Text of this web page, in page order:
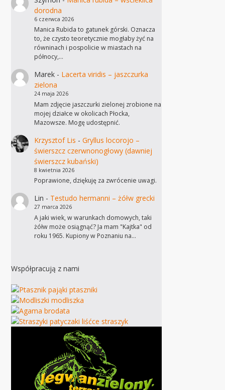
dorodna
6 czerwca 2026
Manica Rubida to gatunek górski. Oznacza
to, że czysto teoretycznie mogłaby żyć na
równinach i pospolicie w miastach na
północy,…
Marek- Lacerta viridis – jaszczurka
zielona
24 maja 2026
Mam zdjęcie jaszczurki zielonej zrobione na
mojej działce w okolicach Płocka,
Mazowsze. Mogę udostępnić.
Krzysztof Lis - Gryllus locorojo –
świerszcz czerwnonogłowy (dawniej
świerszcz kubański)
8 kwietnia 2026
Poprawione, dziękuję za zwrócenie uwagi.
Lin - Testudo hermanni – żółw grecki
27 marca 2026
A jaki wiek, w warunkach domowych, taki
żółw może osiągnąć? Ja mam "Kajtka" od
roku 1965. Kupiony w Poznaniu na…
Współpracują z nami